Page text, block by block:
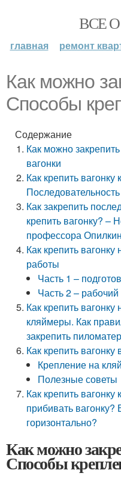
ВСЕ
главная ремонт
Как можно
Способы
Содержание
Как можно
вагонки
Как крепить вагонку
Как закрепить
крепить вагонку? –
профессора
Как крепить
работы
Часть 1 –
Часть 2 –
Как крепить
кляймеры. Как
закрепить
Как крепить
Крепление на
Полезные советы
Как крепить вагонку
прибивать вагонку?
горизонтально?
Как можно
Способы